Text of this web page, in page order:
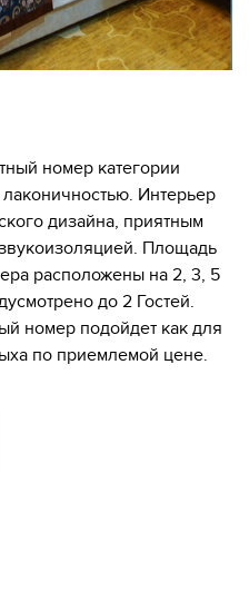
номер категории
Интерьер
дизайна, приятным
Площадь
расположены на 2, 3, 5
до 2 Гостей.
номер подойдет как для
по приемлемой цене.